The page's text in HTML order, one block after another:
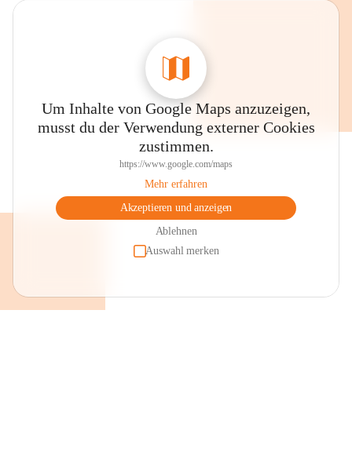
Um Inhalte von Google Maps anzuzeigen,
musst du der Verwendung externer Cookies
zustimmen.
https://www.google.com/maps
Mehr erfahren
Akzeptieren und anzeigen
Ablehnen
Auswahl merken